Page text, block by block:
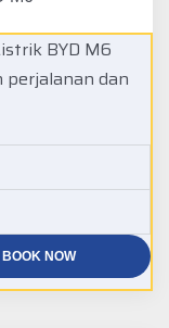
BYD M6
dan
BOOK NOW